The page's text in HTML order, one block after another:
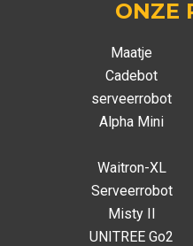
ONZE
Maatje
Cadebot
serveerrobot
Alpha Mini
Waitron-XL
Serveerrobot
Misty II
UNITREE Go2